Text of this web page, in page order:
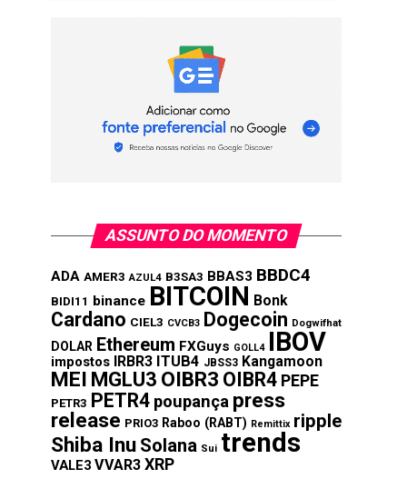
ASSUNTO DO MOMENTO
ADA AMER3 AZUL4 B3SA3 BBAS3 BBDC4
BIDI11 binance BITCOIN Bonk
Cardano CIEL3 CVCB3 Dogecoin Dogwifhat
DOLAR Ethereum FXGuys GOLL4 IBOV
impostos IRBR3 ITUB4 JBSS3 Kangamoon
MEI MGLU3 OIBR3 OIBR4 PEPE
PETR3 PETR4 poupança press
release PRIO3 Raboo (RABT) Remittix ripple
Shiba Inu Solana Sui trends
VALE3 VVAR3 XRP